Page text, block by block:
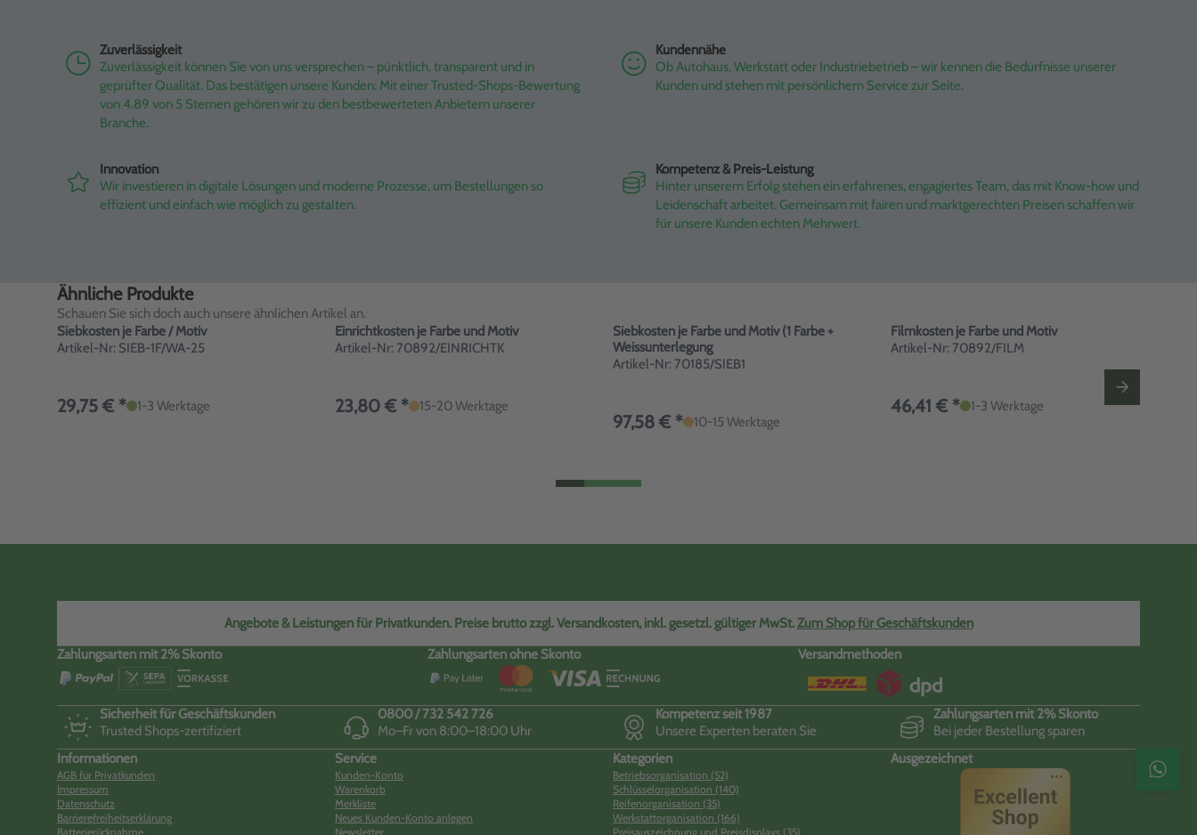
Zuverlässigkeit
Zuverlässigkeit können Sie von uns versprechen – pünktlich, transparent und in
geprüfter Qualität. Das bestätigen unsere Kunden: Mit einer Trusted-Shops-Bewertung
von 4.89 von 5 Sternen gehören wir zu den bestbewerteten Anbietern unserer
Branche.
Kundennähe
Ob Autohaus, Werkstatt oder Industriebetrieb – wir kennen die Bedürfnisse unserer
Kunden und stehen mit persönlichem Service zur Seite.
Innovation
Wir investieren in digitale Lösungen und moderne Prozesse, um Bestellungen so
effizient und einfach wie möglich zu gestalten.
Kompetenz & Preis-Leistung
Hinter unserem Erfolg stehen ein erfahrenes, engagiertes Team, das mit Know-how und
Leidenschaft arbeitet. Gemeinsam mit fairen und marktgerechten Preisen schaffen wir
für unsere Kunden echten Mehrwert.
Ähnliche Produkte
Schauen Sie sich doch auch unsere ähnlichen Artikel an.
Siebkosten je Farbe / Motiv
Artikel-Nr: SIEB-1F/WA-25
29,75 € * 1-3 Werktage
Einrichtkosten je Farbe und Motiv
Artikel-Nr: 70892/EINRICHTK
23,80 € * 15-20 Werktage
Siebkosten je Farbe und Motiv (1 Farbe +
Weissunterlegung
Artikel-Nr: 70185/SIEB1
97,58 € * 10-15 Werktage
Filmkosten je Farbe und Motiv
Artikel-Nr: 70892/FILM
46,41 € * 1-3 Werktage
Angebote & Leistungen für Privatkunden. Preise brutto zzgl. Versandkosten, inkl. gesetzl. gültiger MwSt.Zum Shop für Geschäftskunden
Zahlungsarten mit 2% Skonto
Zahlungsarten ohne Skonto Versandmethoden
Sicherheit für Geschäftskunden
Trusted Shops-zertifiziert
0800 / 732 542 726
Mo–Fr von 8:00–18:00 Uhr
Kompetenz seit 1987
Unsere Experten beraten Sie
Zahlungsarten mit 2% Skonto
Bei jeder Bestellung sparen
Informationen
AGB für Privatkunden
Impressum
Datenschutz
Barrierefreiheitserklärung
Batterierücknahme
Service
Kunden-Konto
Warenkorb
Merkliste
Neues Kunden-Konto anlegen
Newsletter
Kategorien
Betriebsorganisation (52)
Schlüsselorganisation (140)
Reifenorganisation (35)
Werkstattorganisation (166)
Preisauszeichnung und Preisdisplays (35)
Ausgezeichnet